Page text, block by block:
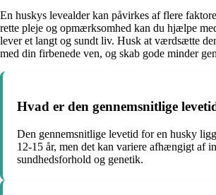
En huskys levealder kan påvirkes af flere
rette pleje og opmærksomhed kan du hjælpe
lever et langt og sundt liv. Husk at værdsætte
med din firbenede ven, og skab gode minder
Hvad er den gennemsnitlige
Den gennemsnitlige levetid for en husky
12-15 år, men det kan variere afhængigt af
sundhedsforhold og genetik.